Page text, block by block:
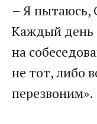
– Я пытаюсь,
Каждый день
на
не тот, либо
перезвоним».